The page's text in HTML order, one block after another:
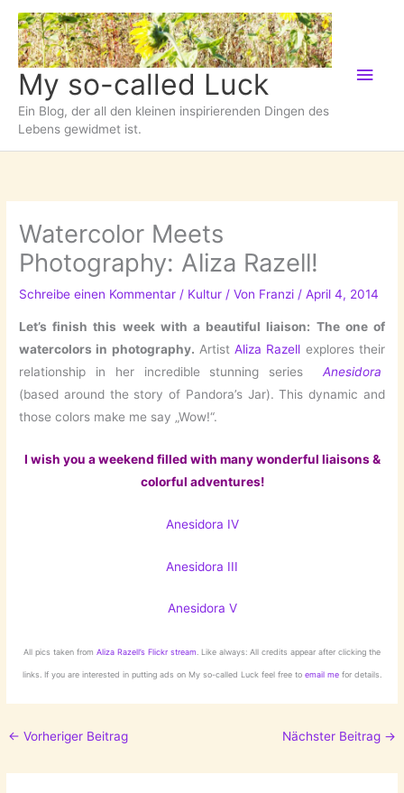
Zum
Inhalt
springen
My so-called Luck
Ein Blog, der all den kleinen inspirierenden Dingen des
Lebens gewidmet ist.
Watercolor Meets
Photography: Aliza Razell!
Schreibe einen Kommentar / Kultur / Von Franzi/April 4, 2014
Let’s finish this week with a beautiful liaison: The one of
watercolors in photography. ArtistAliza Razell explores their
relationship in her incredible stunning series Anesidora
(based around the story of Pandora’s Jar). This dynamic and
those colors make me say „Wow!“.
I wish you a weekend filled with many wonderful liaisons &
colorful adventures!
Anesidora IV
Anesidora III
Anesidora V
All pics taken from Aliza Razell’s Flickr stream. Like always: All credits appear after clicking the
links. If you are interested in putting ads on My so-called Luck feel free to email me for details.
← Vorheriger Beitrag Nächster Beitrag →